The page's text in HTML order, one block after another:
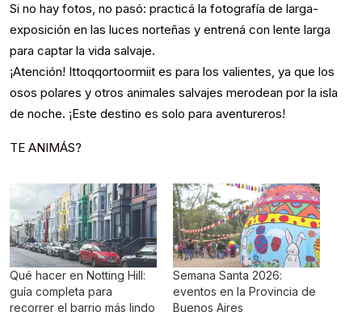
Si no hay fotos, no pasó: practicá la fotografía de larga-
exposición en las luces norteñas y entrená con lente larga
para captar la vida salvaje.
¡Atención! Ittoqqortoormiit es para los valientes, ya que los
osos polares y otros animales salvajes merodean por la isla
de noche. ¡Este destino es solo para aventureros!
TE ANIMÁS?
Qué hacer en Notting Hill:
guía completa para
recorrer el barrio más lindo
Semana Santa 2026:
eventos en la Provincia de
Buenos Aires